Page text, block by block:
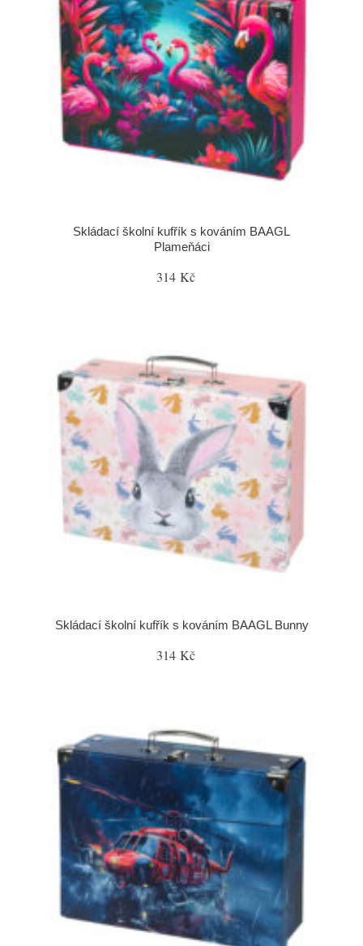
Skládací školní kufřík s kováním BAAGL
Plameňáci
314 Kč
Skládací školní kufřík s kováním BAAGL Bunny
314 Kč